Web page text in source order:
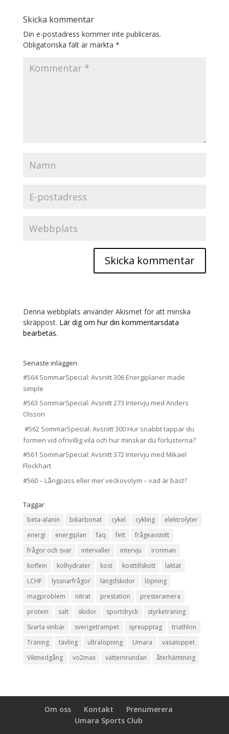
Skicka kommentar
Din e-postadress kommer inte publiceras.
Obligatoriska fält är märkta *
Denna webbplats använder Akismet för att minska
skräppost. Lär dig om hur din kommentarsdata
bearbetas.
Senaste inläggen
#564 SommarSpecial: Avsnitt 306 Energiplaner made
simple
#563 SommarSpecial: Avsnitt 273 Intervju med Anders
Olsson
#562 SommarSpecial: Avsnitt 300 Hur snabbt tappar du
formen vid ofrivillig vila och hur minskar du förlusterna?
#561 SommarSpecial: Avsnitt 372 Intervju med Mikael
Flockhart
#560 – Långpass eller mer veckovolym – vad är bäst?
Taggar
beta-alanin bikarbonat cykel cykling
elektrolyter
energi
energiplan faq fett
frågeavsnitt
frågor och svar
intervaller intervju
ironman
koffein
kolhydrater kost kosttillskott
laktat
LCHF
lyssnarfrågor längdskidor
löpning
magproblem
nitrat prestation
presteramera
protein
salt skidor sportdryck
styrketräning
Svarta vinbär
sverigetrampet syreupptag
triathlon
Träning
tävling ultralöpning Umara
vasaloppet
Viktnedgång
vo2max vätternrundan återhämtning
Om oss Kontakt
Prenumerera
Umara Sports Club